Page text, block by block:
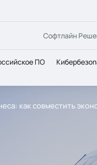
Софтлайн
ПО
как совместить